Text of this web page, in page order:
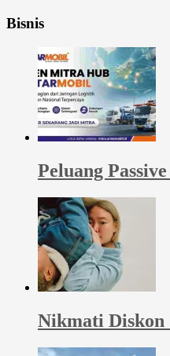
Bisnis
Peluang
Nikmati Diskon